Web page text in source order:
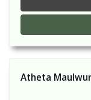
Atheta